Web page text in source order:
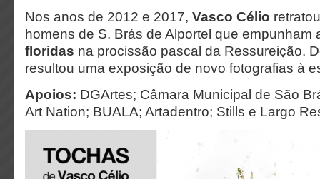
Nos anos de 2012 e 2017, Vasco Célio
homens de S. Brás de Alportel que empunham
floridas na procissão pascal da Ressureição.
resultou uma exposição de novo fotografias à
Apoios: DGArtes; Câmara Municipal de São
Art Nation; BUALA; Artadentro; Stills e Largo